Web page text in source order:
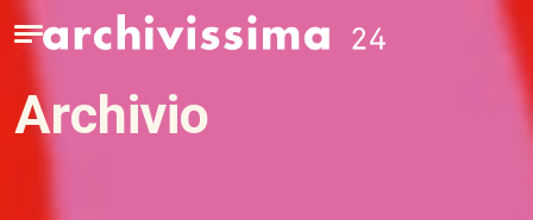
Home page
Apri il menu
archivio